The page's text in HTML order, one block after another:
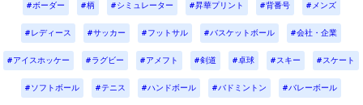
ボーダー 柄 シミュレーター 昇華プリント 背番号 メンズ
レディース サッカー フットサル バスケットボール 会社・企業
アイスホッケー ラグビー アメフト 剣道 卓球 スキー スケート
ソフトボール テニス ハンドボール バドミントン バレーボール